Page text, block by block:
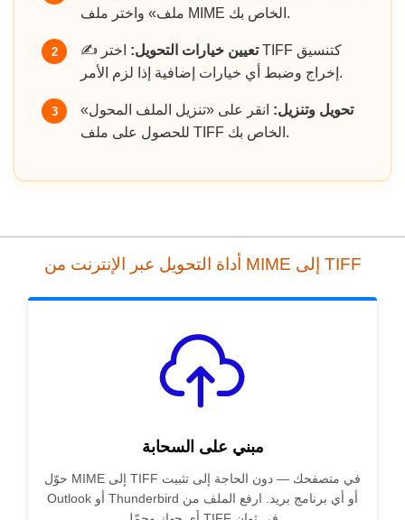
ملف» واختر ملف MIME الخاص بك.
2 ✍️ تعيين خيارات التحويل: اختر TIFF كتنسيق
إخراج وضبط أي خيارات إضافية إذا لزم الأمر.
3 تحويل وتنزيل: انقر على «تنزيل الملف المحول»
للحصول على ملف TIFF الخاص بك.
أداة التحويل عبر الإنترنت من MIME إلى TIFF
مبني على السحابة
حوّل MIME إلى TIFF في متصفحك — دون الحاجة إلى تثبيت
Outlook أو Thunderbird أو أي برنامج بريد. ارفع الملف من